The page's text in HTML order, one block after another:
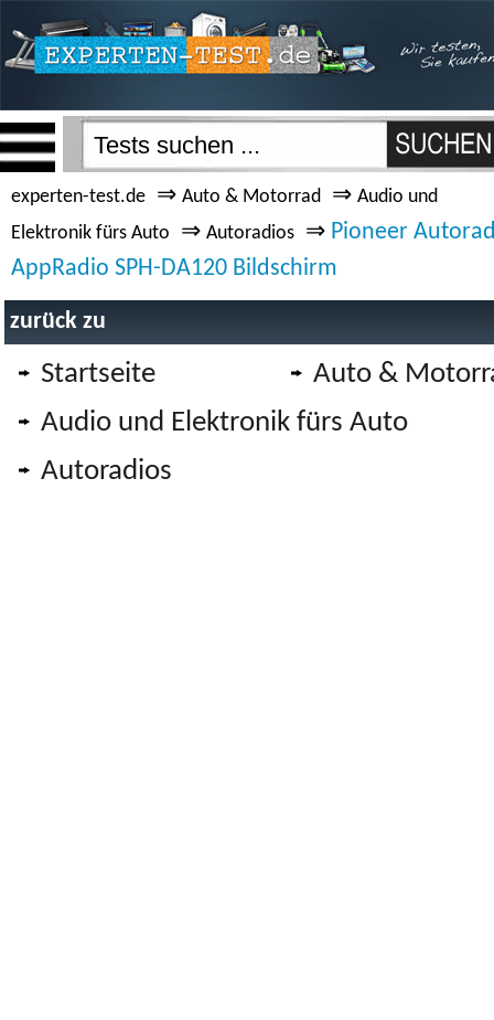
experten-test.de ⇒ Auto & Motorrad ⇒ Audio und
Elektronik fürs Auto
⇒ Autoradios ⇒ Pioneer
AppRadio SPH-DA120 Bildschirm
zurück zu
Startseite
Auto &
Audio und Elektronik fürs Auto
Autoradios